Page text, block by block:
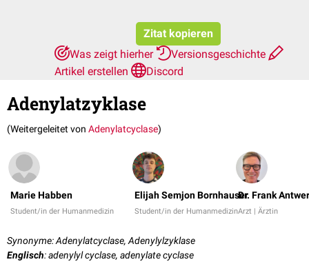
Zitat kopieren
Was zeigt hierher
Versionsgeschichte
Artikel erstellen
Discord
Adenylatzyklase
(Weitergeleitet von Adenylatcyclase)
Marie Habben
Student/in der Humanmedizin
Elijah Semjon Bornhauser
Student/in der Humanmedizin
Dr. Frank
Arzt | Ärztin
Synonyme: Adenylatcyclase, Adenylylzyklase
Englisch: adenylyl cyclase, adenylate cyclase